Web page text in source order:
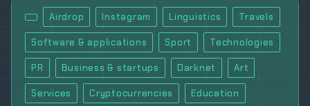
Airdrop Instagram Linguistics Travels
Software & applications Sport Technologies
PR Business & startups Darknet Art
Services Cryptocurrencies Education